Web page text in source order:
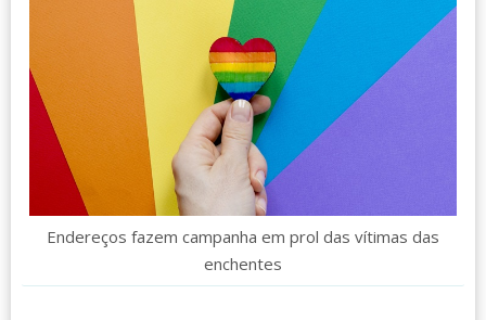
Endereços fazem campanha em prol das vítimas das
enchentes